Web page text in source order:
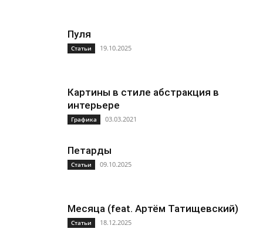
Пуля
Статьи 19.10.2025
Картины в стиле абстракция в
интерьере
Графика 03.03.2021
Петарды
Статьи 09.10.2025
Месяца (feat. Артём Татищевский)
Статьи 18.12.2025